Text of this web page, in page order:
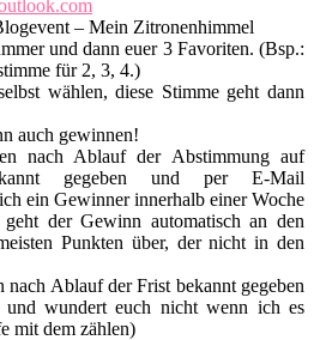
– Mein Zitronenhimmel
und dann euer 3 Favoriten. (Bsp.:
für 2, 3, 4.)
wählen, diese Stimme geht dann
auch gewinnen!
nach Ablauf der Abstimmung auf
gegeben und per E-Mail
ein Gewinner innerhalb einer Woche
der Gewinn automatisch an den
Punkten über, der nicht in den
Ablauf der Frist bekannt gegeben
wundert euch nicht wenn ich es
mit dem zählen)